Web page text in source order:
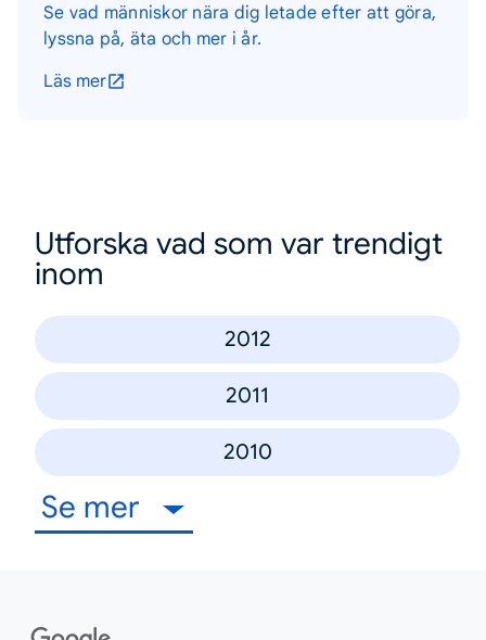
Se vad människor nära dig letade efter att göra,
lyssna på, äta och mer i år.
Läs mer
Utforska vad som var trendigt
inom
2012
2011
2010
Se mer